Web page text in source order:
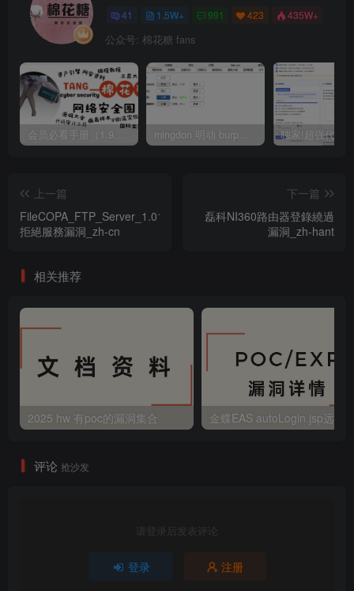
41 1.5W+ 991 423 435W+
公众号: 棉花糖 fans
会员必看手册（1.9.0版本 26.4.5更新） mingdon 明动 burp插件0.2.6版本 本地时间校验去除版
上一篇
FileCOPA_FTP_Server_1.01_
拒絕服務漏洞_zh-cn
下一篇
磊科NI360路由器登錄繞過
漏洞_zh-hant
相关推荐
2025 hw 有poc的漏洞集合
评论 抢沙发
请登录后发表评论
登录 注册